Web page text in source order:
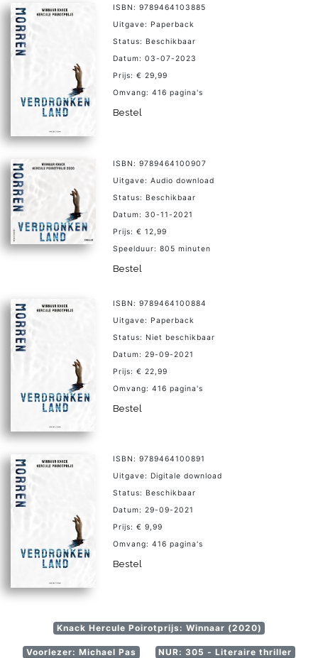
ISBN: 9789464103885
Uitgave: Paperback
Status: Beschikbaar
Datum: 03-07-2023
Prijs: € 29,99
Omvang: 416 pagina's
Bestel
ISBN: 9789464100907
Uitgave: Audio download
Status: Beschikbaar
Datum: 30-11-2021
Prijs: € 12,99
Speelduur: 805 minuten
Bestel
ISBN: 9789464100884
Uitgave: Paperback
Status: Niet beschikbaar
Datum: 29-09-2021
Prijs: € 22,99
Omvang: 416 pagina's
Bestel
ISBN: 9789464100891
Uitgave: Digitale download
Status: Beschikbaar
Datum: 29-09-2021
Prijs: € 9,99
Omvang: 416 pagina's
Bestel
Knack Hercule Poirotprijs: Winnaar (2020)
Voorlezer: Michael Pas NUR: 305 - Literaire thriller